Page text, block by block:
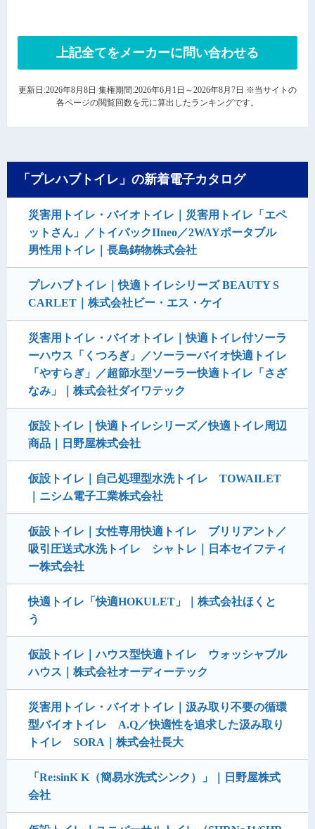
上記全てをメーカーに問い合わせる
更新日:2026年8月8日 集権期間:2026年6月1日～2026年8月7日 ※当サイトの
各ページの閲覧回数を元に算出したランキングです。
「プレハブトイレ」の新着電子カタログ
災害用トイレ・バイオトイレ｜災害用トイレ「エペ
ットさん」／トイパックIIneo／2WAYポータブル
男性用トイレ｜長島鋳物株式会社
プレハブトイレ｜快適トイレシリーズ BEAUTY S
CARLET｜株式会社ビー・エス・ケイ
災害用トイレ・バイオトイレ｜快適トイレ付ソーラ
ーハウス「くつろぎ」／ソーラーバイオ快適トイレ
「やすらぎ」／超節水型ソーラー快適トイレ「さざ
なみ」｜株式会社ダイワテック
仮設トイレ｜快適トイレシリーズ／快適トイレ周辺
商品｜日野屋株式会社
仮設トイレ｜自己処理型水洗トイレ TOWAILET
｜ニシム電子工業株式会社
仮設トイレ｜女性専用快適トイレ ブリリアント／
吸引圧送式水洗トイレ シャトレ｜日本セイフティ
ー株式会社
快適トイレ「快適HOKULET」｜株式会社ほくと
う
仮設トイレ｜ハウス型快適トイレ ウォッシャブル
ハウス｜株式会社オーディーテック
災害用トイレ・バイオトイレ｜汲み取り不要の循環
型バイオトイレ A.Q／快適性を追求した汲み取り
トイレ SORA｜株式会社長大
「Re:sinK K（簡易水洗式シンク）」｜日野屋株式
会社